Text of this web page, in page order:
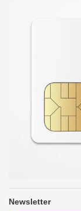
Newsletter